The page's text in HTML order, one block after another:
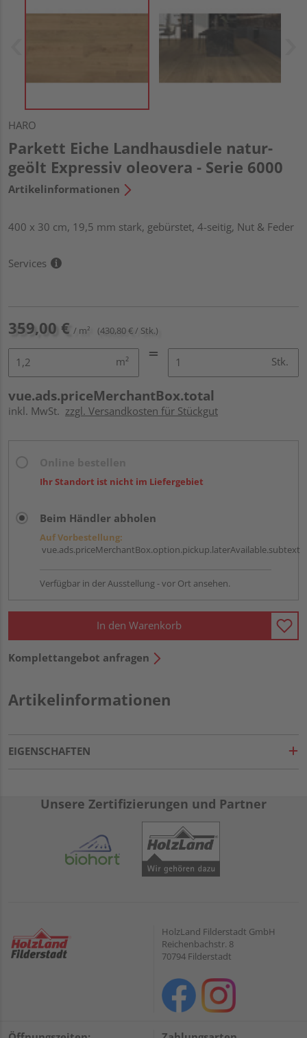
HARO
Parkett Eiche Landhausdiele natur-
geölt Expressiv oleovera - Serie 6000
Artikelinformationen
400 x 30 cm, 19,5 mm stark, gebürstet, 4-seitig, Nut & Feder
Services
359,00 € / m² (430,80 € / Stk.)
m² Stk.
vue.ads.priceMerchantBox.total
inkl. MwSt. zzgl. Versandkosten für Stückgut
Ihr Standort ist nicht im Liefergebiet
Beim Händler abholen
Auf Vorbestellung:
vue.ads.priceMerchantBox.option.pickup.laterAvailable.subtext
Verfügbar in der Ausstellung - vor Ort ansehen.
In den Warenkorb
Komplettangebot anfragen
Artikelinformationen
EIGENSCHAFTEN
Unsere Zertifizierungen und Partner
HolzLand Filderstadt GmbH
Reichenbachstr. 8
70794 Filderstadt